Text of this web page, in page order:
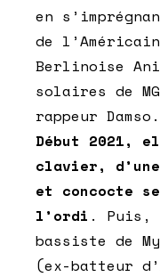
en
de
Berlinoise
solaires de
rappeur Damso.
Début 2021,
clavier,
et concocte
l’ordi . Puis,
bassiste de
(ex-batteur